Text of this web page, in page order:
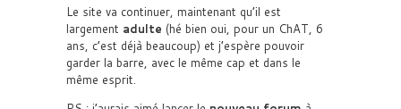
Le site va continuer, maintenant qu’il est
largement adulte (hé bien oui, pour un ChAT, 6
ans, c’est déjà beaucoup) et j’espère pouvoir
garder la barre, avec le même cap et dans le
même esprit.